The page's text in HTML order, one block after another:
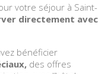
votre séjour à Saint-
directement avec
bénéficier
des offres